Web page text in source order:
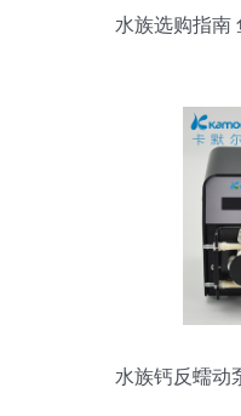
水族选购指南
水族钙反蠕动